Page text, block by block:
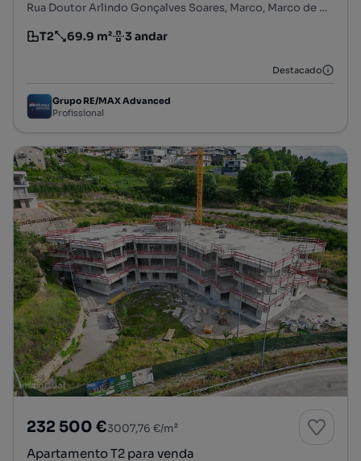
Rua Doutor Arlindo Gonçalves Soares, Marco, Marco de Canaveses, Porto
Tipologia
T2
Preço por metro quadrado
69.9 m²
Andar 3 andar
Destacado
Grupo RE/MAX Advanced
Profissional
232 500 €3007,76 €/m²
Apartamento T2 para venda